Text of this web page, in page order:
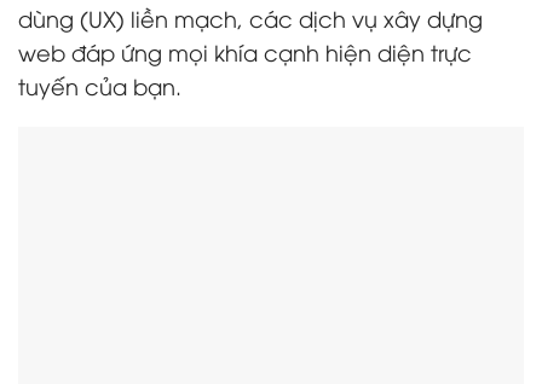
dùng (UX) liền mạch, các dịch vụ xây dựng
web đáp ứng mọi khía cạnh hiện diện trực
tuyến của bạn.